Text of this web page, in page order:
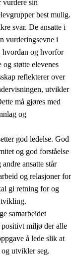
sin
best mulig.
svar. De ansatte i
vurderingsevne i
hvordan og hvorfor
støtte elevenes
reflekterer over
utvikler
må gjøres med
og
god ledelse. God
og god forståelse
ansatte står
og relasjoner for
gi retning for og
samarbeidet
miljø der alle
å lede slik at
utvikler seg.